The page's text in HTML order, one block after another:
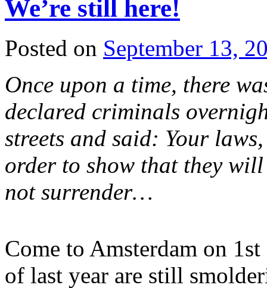
We’re still here!
Posted on September 13,
Once upon a time, there
declared criminals
streets and said: Your
order to show that they
not surrender…
Come to Amsterdam on
of last year are still